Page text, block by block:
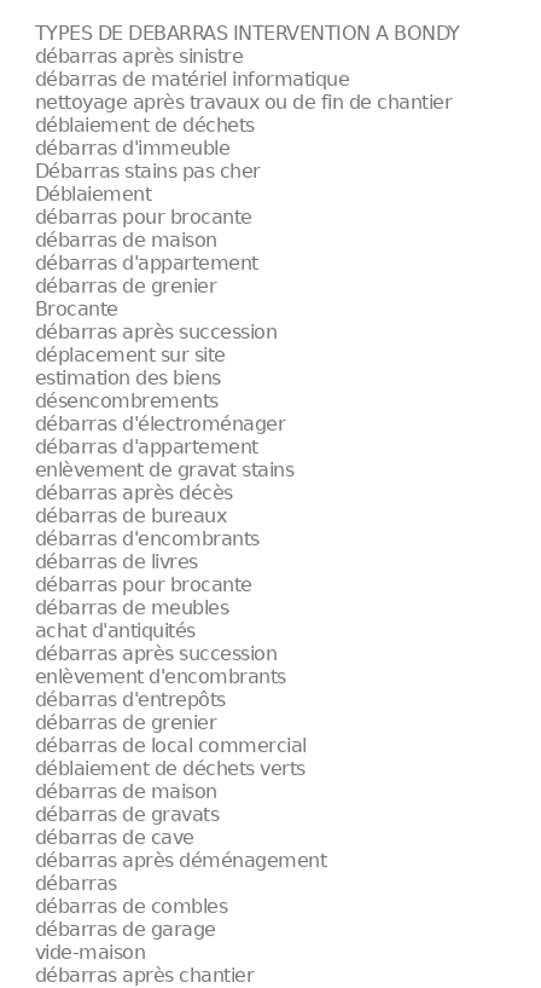
TYPES DE DEBARRAS INTERVENTION A BONDY
débarras après sinistre
débarras de matériel informatique
nettoyage après travaux ou de fin de chantier
déblaiement de déchets
débarras d'immeuble
Débarras stains pas cher
Déblaiement
débarras pour brocante
débarras de maison
débarras d'appartement
débarras de grenier
Brocante
débarras après succession
déplacement sur site
estimation des biens
désencombrements
débarras d'électroménager
débarras d'appartement
enlèvement de gravat stains
débarras après décès
débarras de bureaux
débarras d'encombrants
débarras de livres
débarras pour brocante
débarras de meubles
achat d'antiquités
débarras après succession
enlèvement d'encombrants
débarras d'entrepôts
débarras de grenier
débarras de local commercial
déblaiement de déchets verts
débarras de maison
débarras de gravats
débarras de cave
débarras après déménagement
débarras
débarras de combles
débarras de garage
vide-maison
débarras après chantier